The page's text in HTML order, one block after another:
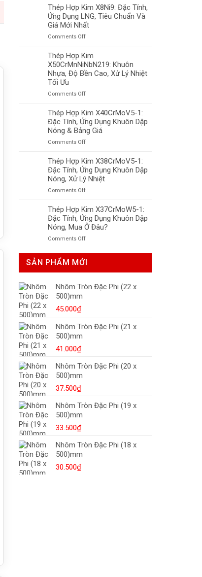
Thép Hợp Kim X8Ni9: Đặc Tính,
Ứng Dụng LNG, Tiêu Chuẩn Và
Giá Mới Nhất
Comments Offon
Hợp
Kim
X8Ni9:
Đặc
LNG,
Tiêu
Chuẩn
Và
Nhất
Thép Hợp Kim
X50CrMnNiNbN219: Khuôn
Nhựa, Độ Bền Cao, Xử Lý Nhiệt
Tối Ưu
Comments Offon
Hợp
Kim
X50CrMnNiNbN219:
Khuôn
Bền
Cao,
Xử
Ưu
Thép Hợp Kim X40CrMoV5-1:
Đặc Tính, Ứng Dụng Khuôn Dập
Nóng & Bảng Giá
Comments Offon
Hợp
Kim
X40CrMoV5-
1:
Ứng
Dụng
Khuôn
Bảng
Giá
Thép Hợp Kim X38CrMoV5-1:
Đặc Tính, Ứng Dụng Khuôn Dập
Nóng, Xử Lý Nhiệt
Comments Offon
Hợp
Kim
X38CrMoV5-
1:
Dụng
Khuôn
Nóng,
Thép Hợp Kim X37CrMoW5-1:
Đặc Tính, Ứng Dụng Khuôn Dập
Nóng, Mua Ở Đâu?
Comments Offon
Hợp
X37CrMoW5-
Đặc
Dập
Đâu?
SẢN PHẨM MỚI
Nhôm Tròn Đặc Phi (22 x
500)mm
45.000₫
Nhôm Tròn Đặc Phi (21 x
500)mm
41.000₫
Nhôm Tròn Đặc Phi (20 x
500)mm
37.500₫
Nhôm Tròn Đặc Phi (19 x
500)mm
33.500₫
Nhôm Tròn Đặc Phi (18 x
500)mm
30.500₫